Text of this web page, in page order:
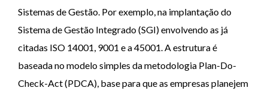
Sistemas de Gestão. Por exemplo, na implantação do
Sistema de Gestão Integrado (SGI) envolvendo as já
citadas ISO 14001, 9001 e a 45001. A estrutura é
baseada no modelo simples da metodologia Plan-Do-
Check-Act (PDCA), base para que as empresas planejem